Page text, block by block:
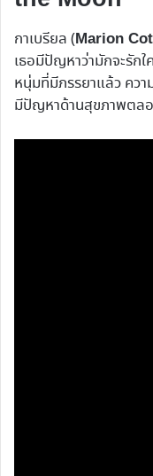
กาเบรียล (Marion
เธอมีปัญหาว่ามักจะรัก
หนุ่มที่มีภรรยาแล้ว ควา
มีปัญหาด้านสุขภาพตล